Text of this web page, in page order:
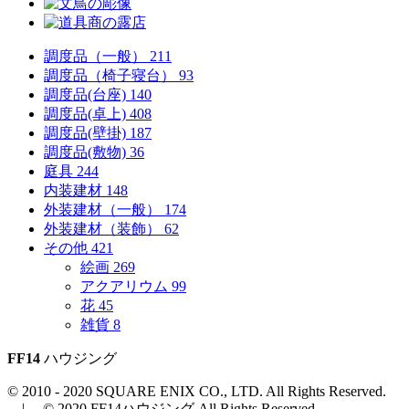
調度品（一般） 211
調度品（椅子寝台） 93
調度品(台座) 140
調度品(卓上) 408
調度品(壁掛) 187
調度品(敷物) 36
庭具 244
内装建材 148
外装建材（一般） 174
外装建材（装飾） 62
その他 421
絵画 269
アクアリウム 99
花 45
雑貨 8
FF14 ハウジング
© 2010 - 2020 SQUARE ENIX CO., LTD. All Rights Reserved.